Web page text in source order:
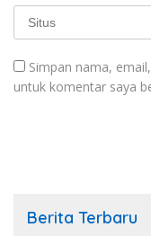
Simpan nama,
untuk komentar saya
Berita Terbaru